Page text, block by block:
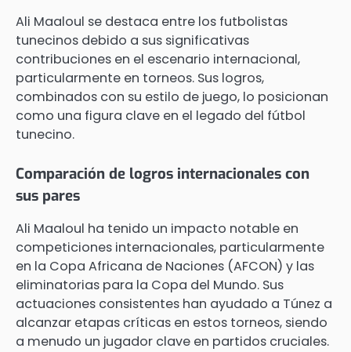
Ali Maaloul se destaca entre los futbolistas
tunecinos debido a sus significativas
contribuciones en el escenario internacional,
particularmente en torneos. Sus logros,
combinados con su estilo de juego, lo posicionan
como una figura clave en el legado del fútbol
tunecino.
Comparación de logros internacionales con
sus pares
Ali Maaloul ha tenido un impacto notable en
competiciones internacionales, particularmente
en la Copa Africana de Naciones (AFCON) y las
eliminatorias para la Copa del Mundo. Sus
actuaciones consistentes han ayudado a Túnez a
alcanzar etapas críticas en estos torneos, siendo
a menudo un jugador clave en partidos cruciales.